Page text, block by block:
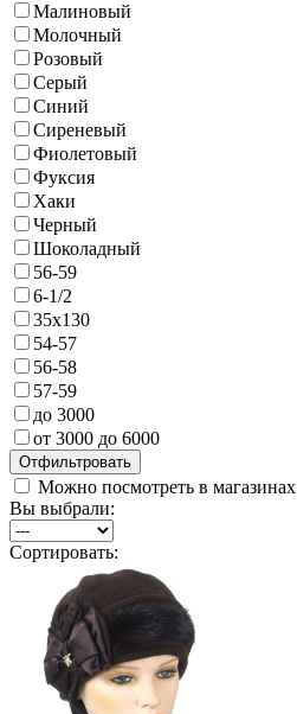
Малиновый
Молочный
Розовый
Серый
Синий
Сиреневый
Фиолетовый
Фуксия
Хаки
Черный
Шоколадный
56-59
6-1/2
35х130
54-57
56-58
57-59
до 3000
от 3000 до 6000
Можно посмотреть в магазинах
Вы выбрали:
Сортировать: